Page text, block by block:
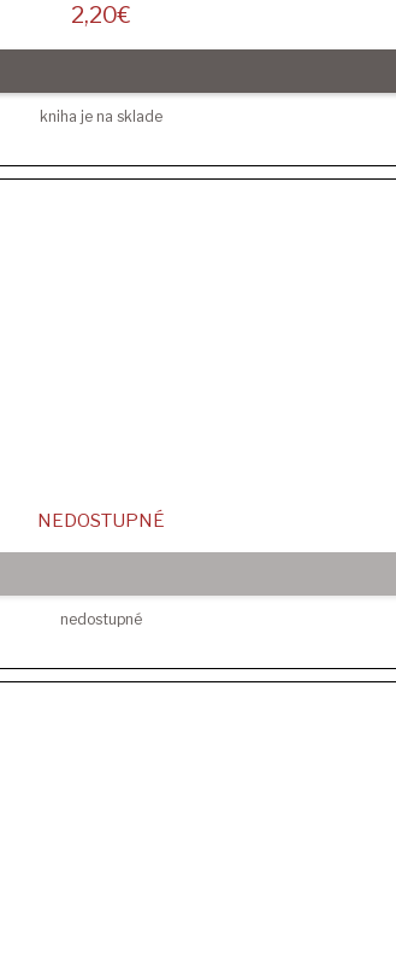
2,20€
kniha je na sklade
NEDOSTUPNÉ
nedostupné